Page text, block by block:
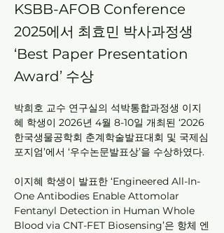
KSBB-AFOB Conference
2025에서 최효민 박사과정생
‘Best Paper Presentation
Award’ 수상
박희호 교수 연구실의 석박통합과정생 이지
혜 학생이 2026년 4월 8-10일 개최된 ‘2026
한국생물공학회 춘계학술발표대회 및 국제심
포지엄’에서 ‘우수논문발표상’을 수상하였다.
이지혜 학생이 발표한 ‘Engineered All-In-
One Antibodies Enable Attomolar
Fentanyl Detection in Human Whole
Blood via CNT-FET Biosensing’은 항체 엔